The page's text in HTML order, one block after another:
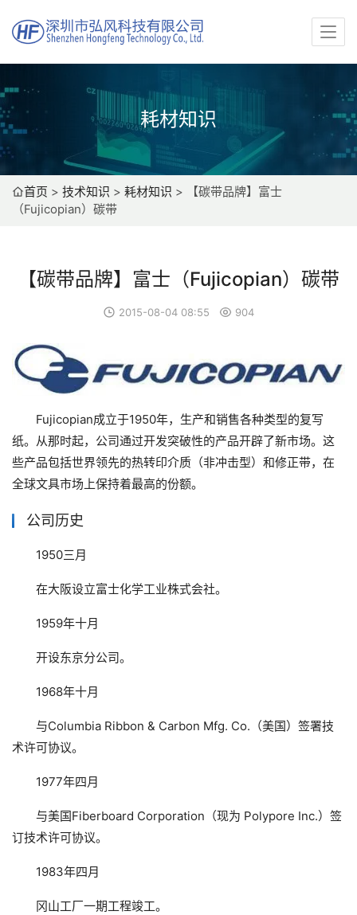
耗材知识
首页 > 技术知识 > 耗材知识 >
【碳带品牌】富士
（Fujicopian）碳带
【碳带品牌】富士（Fujicopian）碳带
2015-08-04 08:55 904
Fujicopian成立于1950年，生产和销售各种类型的复写
纸。从那时起，公司通过开发突破性的产品开辟了新市场。这
些产品包括世界领先的热转印介质（非冲击型）和修正带，在
全球文具市场上保持着最高的份额。
公司历史
1950三月
在大阪设立富士化学工业株式会社。
1959年十月
开设东京分公司。
1968年十月
与Columbia Ribbon & Carbon Mfg. Co.（美国）签署技
术许可协议。
1977年四月
与美国Fiberboard Corporation（现为 Polypore Inc.）签
订技术许可协议。
1983年四月
冈山工厂一期工程竣工。